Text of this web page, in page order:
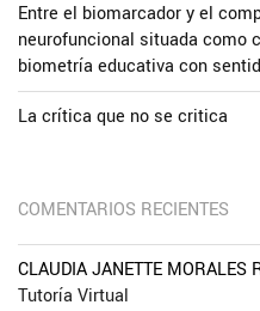
Entre el biomarcador y el
neurofuncional situada como
biometría educativa con
La crítica que no se critica
COMENTARIOS RECIENTES
CLAUDIA JANETTE MORALES
Tutoría Virtual